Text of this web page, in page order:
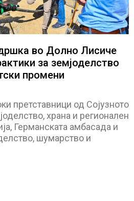
во Долно Лисиче
за земјоделство
промени
претставници од Сојузното
храна и регионален
Германската амбасада и
шумарство и